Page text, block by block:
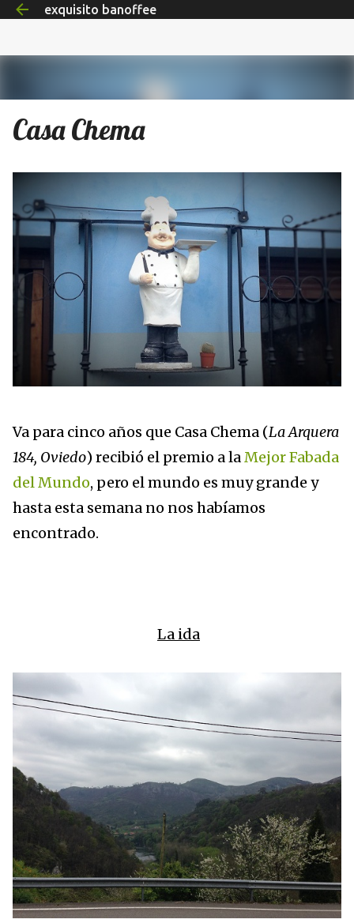
Ir al contenido principal
exquisito banoffee
Casa Chema
Va para cinco años que Casa Chema (La Arquera
184, Oviedo) recibió el premio a laMejor Fabada
del Mundo, pero el mundo es muy grande y
hasta esta semana no nos habíamos
encontrado.
La ida